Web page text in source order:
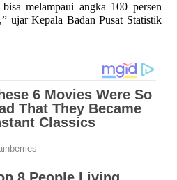
melampaui angka 100 persen
ujar Kepala Badan Pusat Statistik